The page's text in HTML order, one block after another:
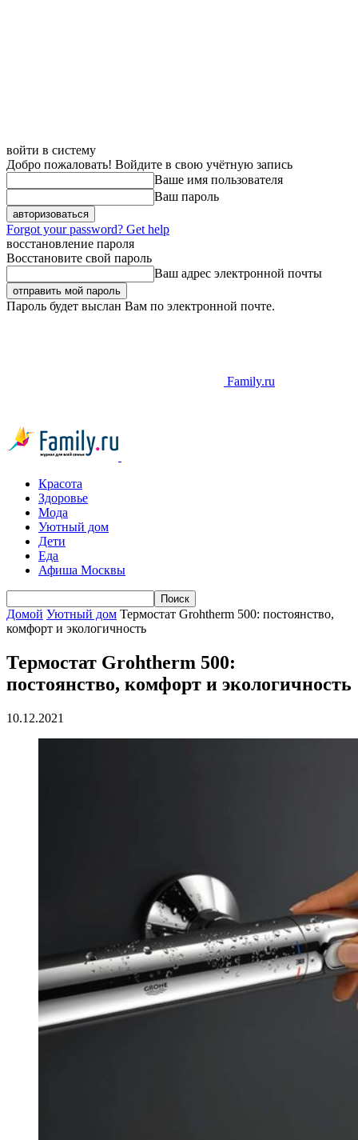
войти в систему
Добро пожаловать! Войдите в свою учётную запись
Ваше имя пользователя
Ваш пароль
Forgot your password? Get help
восстановление пароля
Восстановите свой пароль
Ваш адрес электронной почты
Пароль будет выслан Вам по электронной почте.
Family.ru
Красота
Здоровье
Мода
Уютный дом
Дети
Еда
Афиша Москвы
Домой Уютный дом Термостат Grohtherm 500: постоянство,
комфорт и экологичность
Термостат Grohtherm 500:
постоянство, комфорт и экологичность
10.12.2021